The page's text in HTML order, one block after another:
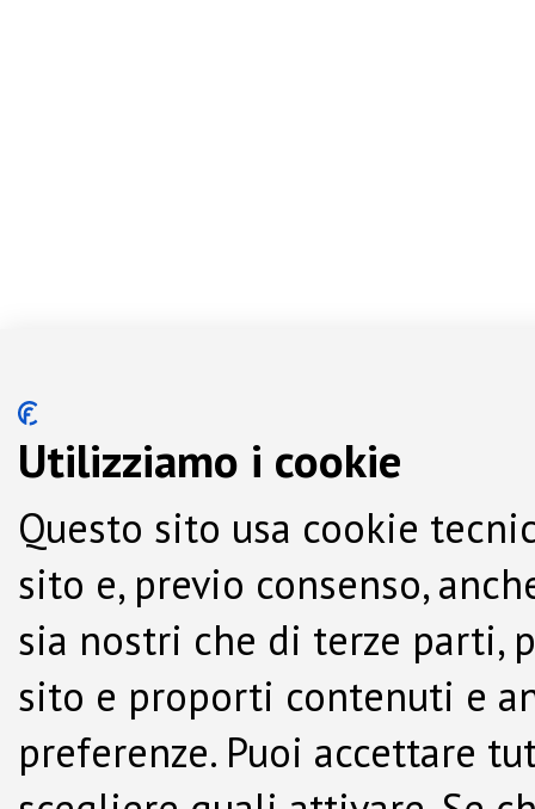
Utilizziamo i cookie
Questo sito usa cookie
sito e, previo consenso,
sia nostri che di terze parti,
sito e proporti contenuti e
preferenze. Puoi accettare